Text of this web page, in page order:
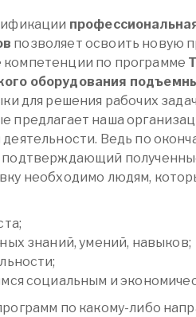
позволяет освоить новую
по программе
оборудования
для решения рабочих
предлагает наша
Ведь по
необходимо людям,
знаний, умений, навыков;
социальным и
по какому-либо